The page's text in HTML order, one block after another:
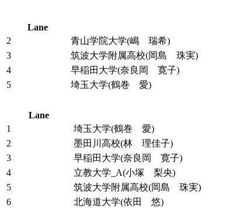
Lane
2
青山学院大学(嶋 瑞希)
3
筑波大学附属高校(岡島 珠実)
4
早稲田大学(奈良岡 寛子)
5
埼玉大学(鶴巻 愛)
Lane
1
埼玉大学(鶴巻 愛)
2
墨田川高校(林 理佳子)
3
早稲田大学(奈良岡 寛子)
4
立教大学_A(小塚 梨央)
5
筑波大学附属高校(岡島 珠実)
6
北海道大学(依田 悠)